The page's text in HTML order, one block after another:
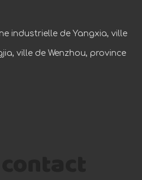
industrielle de Yangxia, ville
ville de Wenzhou, province